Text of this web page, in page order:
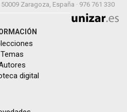
Zaragoza, España · 976 761 330
Temas
digital